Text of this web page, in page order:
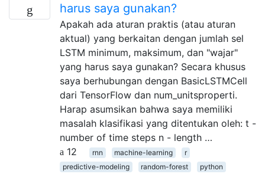
harus saya gunakan?
Apakah ada aturan praktis (atau aturan
aktual) yang berkaitan dengan jumlah sel
LSTM minimum, maksimum, dan "wajar"
yang harus saya gunakan? Secara khusus
saya berhubungan dengan BasicLSTMCell
dari TensorFlow dan num_unitsproperti.
Harap asumsikan bahwa saya memiliki
masalah klasifikasi yang ditentukan oleh: t -
number of time steps n - length …
12
rnn machine-learning
r
predictive-modeling
random-forest
python